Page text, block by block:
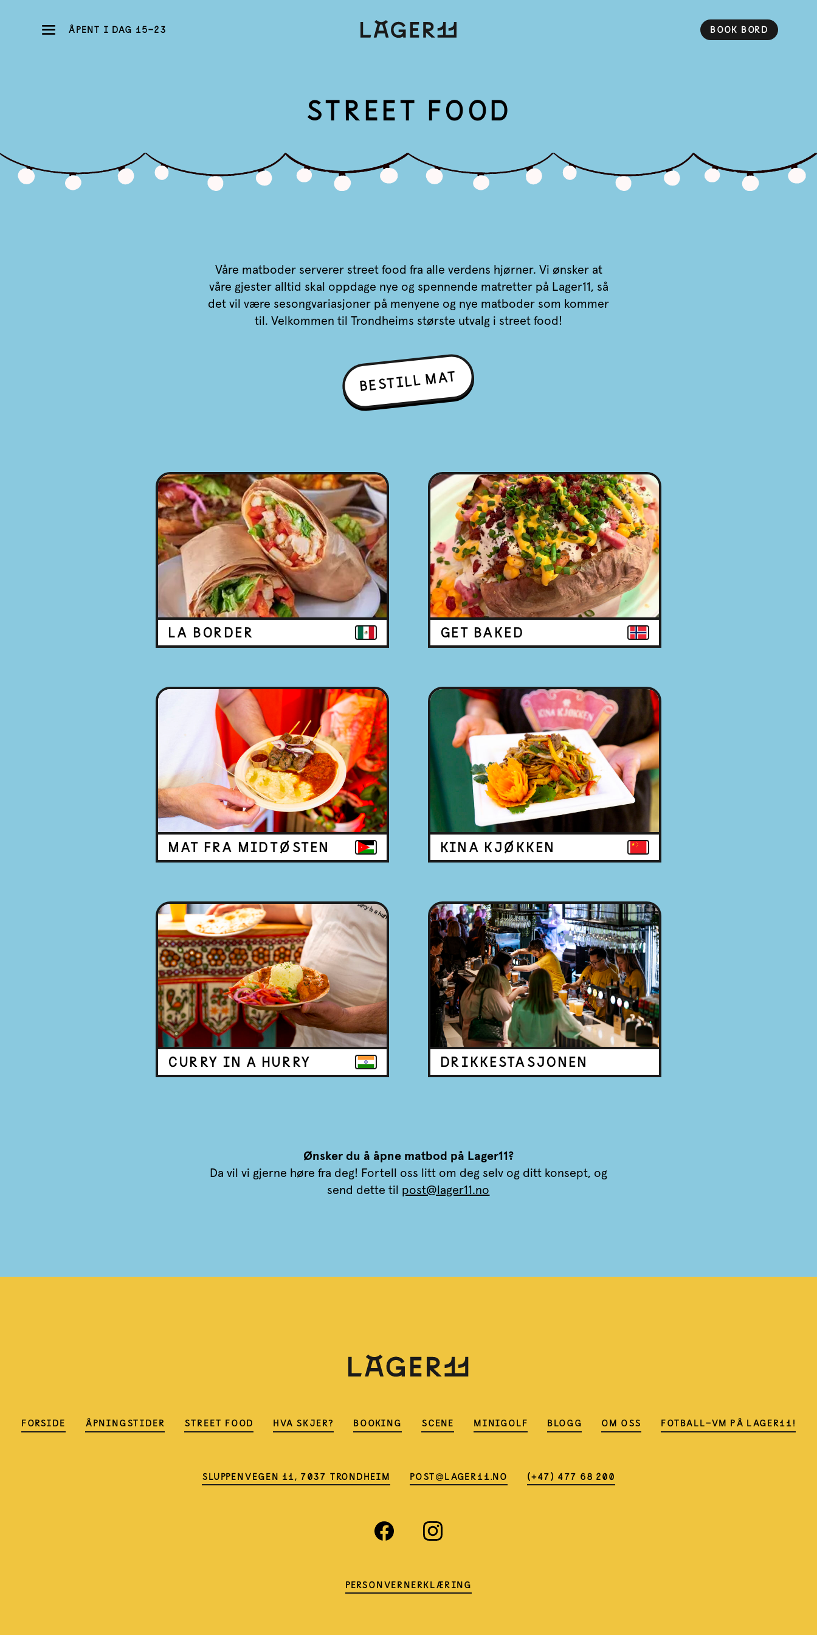
ÅPENT I DAG 15-23 BOOK BORD
STREET FOOD
Våre matboder serverer street food fra alle verdens hjørner. Vi ønsker at
våre gjester alltid skal oppdage nye og spennende matretter på Lager11, så
det vil være sesongvariasjoner på menyene og nye matboder som kommer
til. Velkommen til Trondheims største utvalg i street food!
BESTILL MAT
LA BORDER GET BAKED
MAT FRA MIDTØSTEN KINA KJØKKEN
CURRY IN A HURRY DRIKKESTASJONEN
Ønsker du å åpne matbod på Lager11?
Da vil vi gjerne høre fra deg! Fortell oss litt om deg selv og ditt konsept, og
send dette til post@lager11.no
FORSIDE ÅPNINGSTIDER STREET FOOD HVA SKJER? BOOKING SCENE MINIGOLF BLOGG OM OSS FOTBALL-VM PÅ LAGER11!
SLUPPENVEGEN 11, 7037 TRONDHEIM POST@LAGER11.NO (+47) 477 68 200
PERSONVERNERKLÆRING